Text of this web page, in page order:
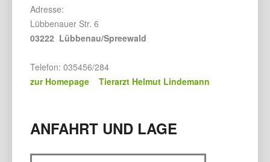
Adresse:
Lübbenauer Str. 6
03222 Lübbenau/Spreewald
Telefon: 035456/284
zur Homepage Tierarzt Helmut Lindemann
ANFAHRT UND LAGE